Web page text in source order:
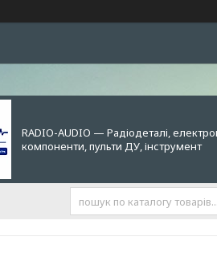
RADIO-AUDIO — Радіодеталі,
компоненти, пульти ДУ, інструмент